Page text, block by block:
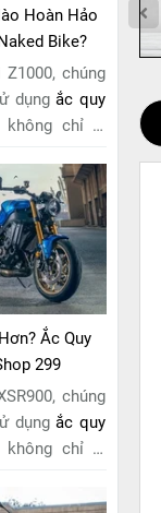
Hoàn Hảo
Bike?
chúng
dụng ắc quy
chỉ là
kế dành
Vớicông nghệ
tiến, loại ắc
cần bảo
Ắc Quy
299
chúng
dụng ắc quy
chỉ là
thiết kế dành